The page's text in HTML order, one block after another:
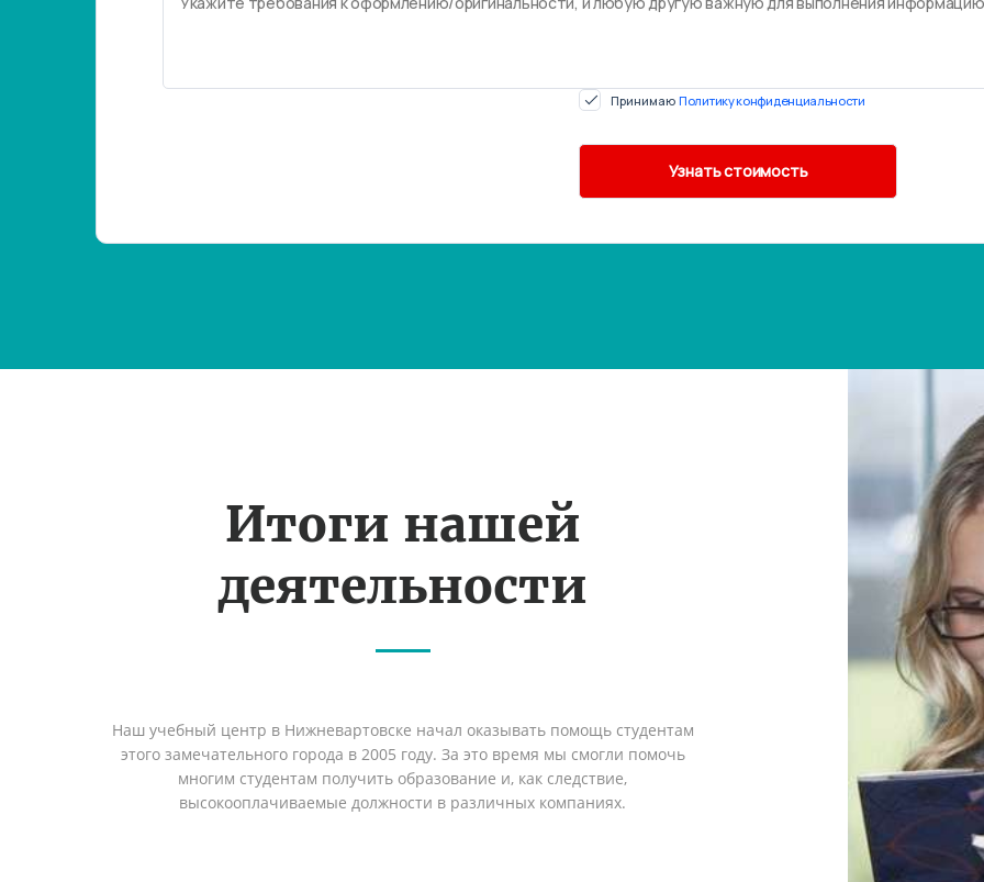
Принимаю Политику конфиденциальности
Итоги нашей
деятельности
Наш учебный центр в Нижневартовске начал оказывать помощь студентам
этого замечательного города в 2005 году. За это время мы смогли помочь
многим студентам получить образование и, как следствие,
высокооплачиваемые должности в различных компаниях.